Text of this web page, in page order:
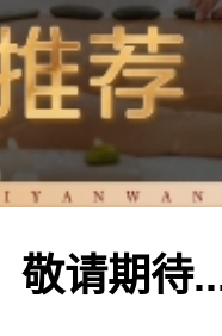
敬请期待